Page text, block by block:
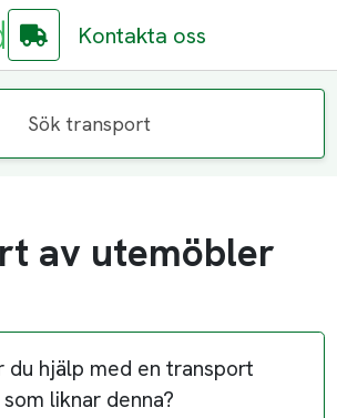
Kontakta oss
Sök transport
av utemöbler
du hjälp med en transport
som liknar denna?